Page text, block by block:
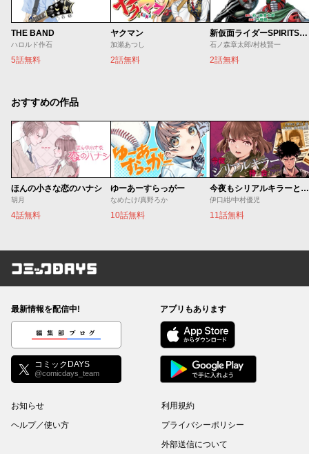
THE BAND
ハロルド作石
5話無料
ヤクマン
加瀬あつし
2話無料
新仮面ライダーSPIRITS ロンリー仮面ライダー編
石ノ森章太郎/村枝賢一
2話無料
おすすめの作品
ほんの小さな恋のハナシ
胡月
4話無料
ゆーあーすらっがー
なめたけ/真野ろか
10話無料
今夜もシリアルキラーと待ち合わせ
伊口紺/中村優児
11話無料
コミックDAYS
最新情報を配信中!
編集部ブログ
コミックDAYS
@comicdays_team
アプリもあります
お知らせ
ヘルプ／使い方
利用規約
プライバシーポリシー
外部送信について